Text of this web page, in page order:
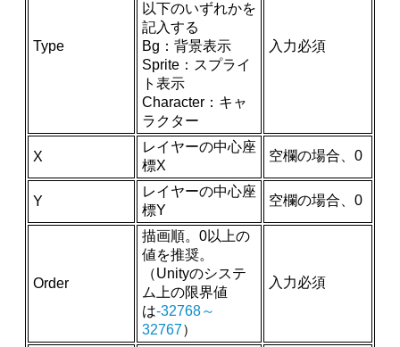
Type
以下のいずれかを
記入する
Bg：背景表示
Sprite：スプライ
ト表示
Character：キャ
ラクター
入力必須
X
レイヤーの中心座
標X
空欄の場合、0
Y
レイヤーの中心座
標Y
空欄の場合、0
Order
描画順。0以上の
値を推奨。
（Unityのシステ
ム上の限界値
は-32768～
32767）
入力必須